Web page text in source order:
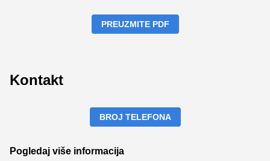
PREUZMITE PDF
Kontakt
BROJ TELEFONA
Pogledaj više informacija